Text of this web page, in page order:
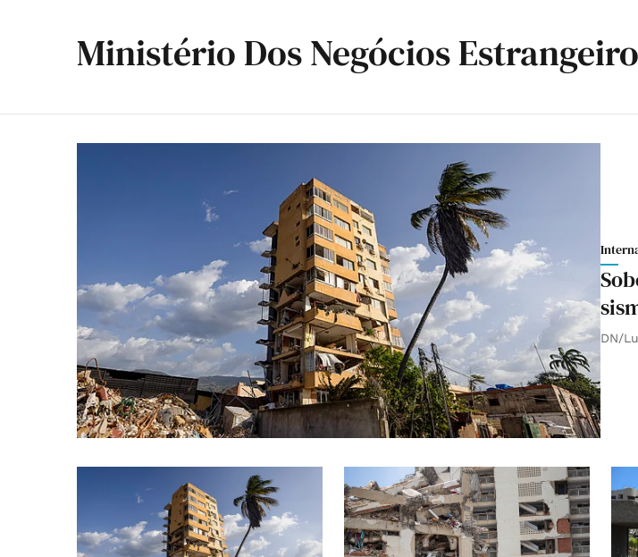
Ministério Dos Negócios
DN/